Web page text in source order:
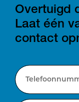
Overtuigd
Laat één
contact